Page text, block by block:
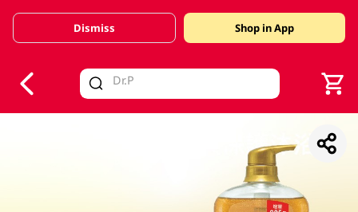
Valid Until 30 June 2026
Dismiss Shop in App